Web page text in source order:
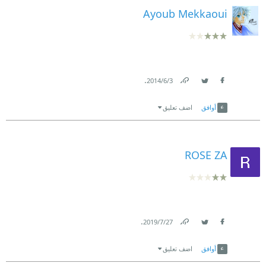
Ayoub Mekkaoui
3‏/6‏/2014
.
أوافق اضف تعليق
ROSE ZA
27‏/7‏/2019
.
أوافق اضف تعليق